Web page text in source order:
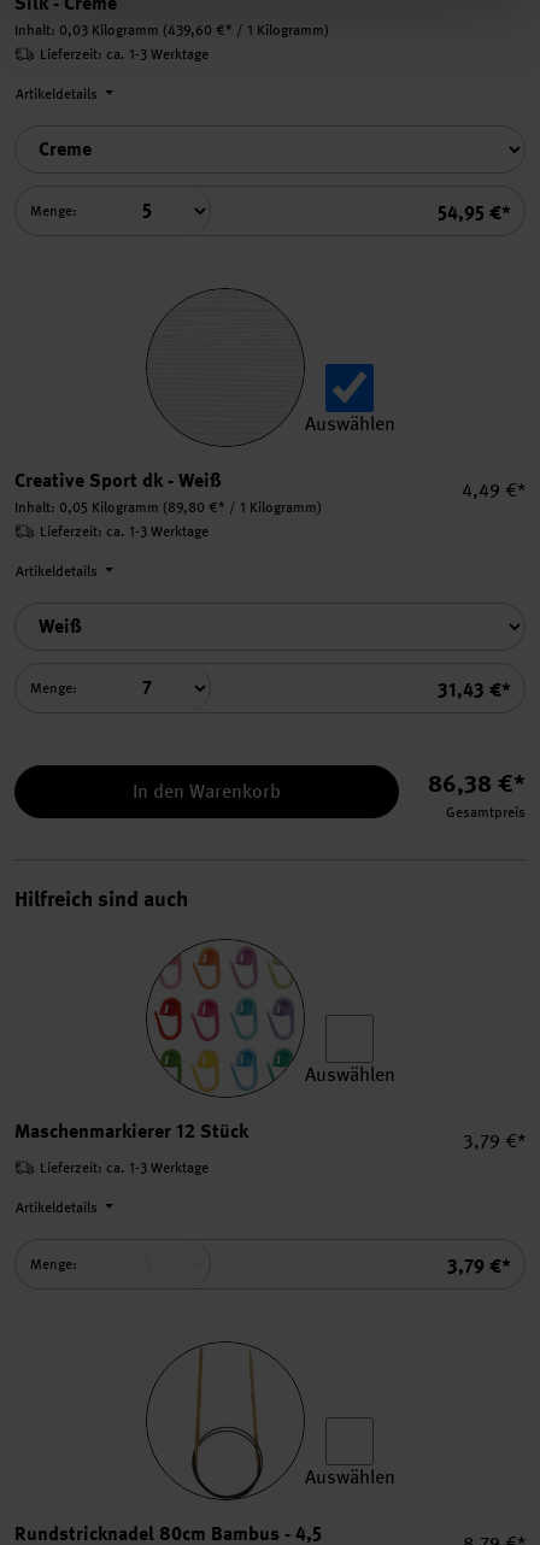
Inhalt: 0,03 Kilogramm (439,60 €* / 1 Kilogramm)
Summe
54,95 €*
Lieferzeit: ca. 1-3 Werktage
Artikeldetails
Menge:
Auswählen
Creative Sport dk - Weiß
Inhalt: 0,05 Kilogramm (89,80 €* / 1 Kilogramm)
4,49 €*
Summe
31,43 €*
Lieferzeit: ca. 1-3 Werktage
Artikeldetails
Menge:
In den Warenkorb 86,38 €*
Gesamtpreis
Hilfreich sind auch
Auswählen
Maschenmarkierer 12 Stück
3,79 €*
Summe
3,79 €*
Lieferzeit: ca. 1-3 Werktage
Artikeldetails
Menge:
Auswählen
Rundstricknadel 80cm Bambus - 4,5